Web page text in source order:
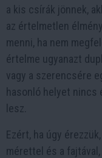
a kis csírák jönnek,
az értelmetlen
menni, ha nem
értelme ugyanazt
vagy a szerencsére
hasonló helyet
lesz.
Ezért, ha úgy
mérettel és a